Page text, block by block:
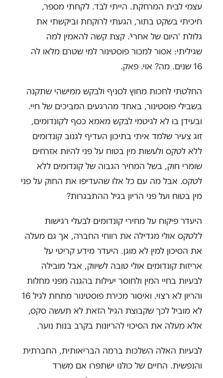
עצמי לבית המרחקת. הייתי לבד. לקחתי מספר,
חיכיתי בשקט בתור, הגעתי לרוקחת וביקשתי את
גלולת 'היום של אחרי'. קצת קשה להאמין למה
שגיליתי: אסור למכור פוסטינור למי שטרם מלאו לה
16 שנים. מה? אוי. פאק.
החלטתי לחכות מחוץ לסניף ולבקש ממישהי שתקנה
בשבילי פוסטינור, באחד מהרגעים המביכים של חיי.
ובעידן בו לא לגיטמי לבקש מאמא כסף לקונדומים,
זוג צעיר שלמד איתי בתיכון העדיף לגנוב קונדומים
ללא לטקס ולעשות מין בטוח על פני להיות אזרחים
שומרי חוק, בשל המחיר הגבוה של קונדומים ללא
לטקס. אבל מה עם כל אלו שהעדיפו את החוק על פני
מין בטוח ועל פני הריון בגיל ההתבגרות?
היעדר פיקוח על מחירי קונדומים לבעלי רגישות
ללטקס אולי מגדילה את רווחי החברה, אך גם מעלה
את הסיכון למין לא מוגן. היעדר מידע קריטי על
אריזות קונדומים אולי טובה לשיווק, אבל מובילה
לבעיות בחיי המין ולחוסר יעילות בהגנה מפני מחלות
והריון לא רצוי. ואיסור מכירת פוסטינור מתחת לגיל 16
לא מוביל לכך שקבוצת הגיל הזאת לא תעשה סקס,
אלא מעלה את הסיכוי להריונות בקרב בנות נוער.
לבעיות האלה השלכות ברמה הבריאותית, החברתית
והנפשית. החיים של כולנו ישתפרו אם משרד